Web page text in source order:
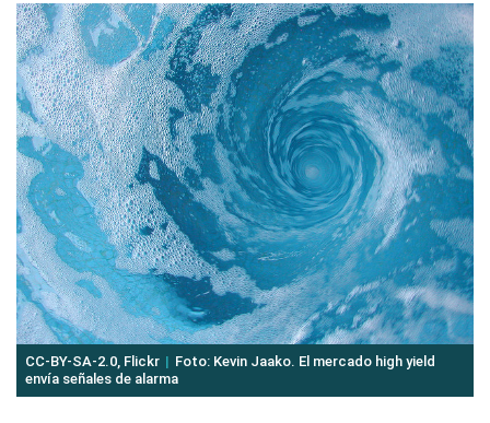
CC-BY-SA-2.0, Flickr
Foto: Kevin Jaako. El mercado high yield
envía señales de alarma